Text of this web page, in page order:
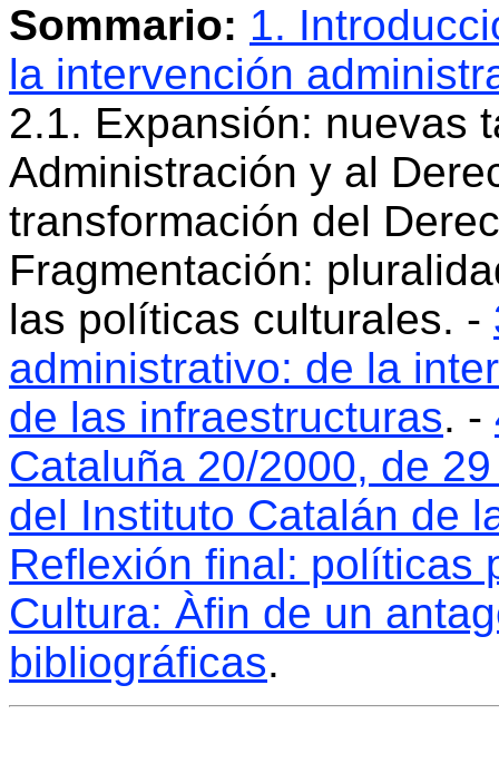
Sommario: 1.
la intervención
2.1. Expansión: nuevas
Administración y al
transformación del
Fragmentación:
las políticas culturales. -
administrativo: de la
de las infraestructuras. -
Cataluña 20/2000, de
del Instituto Catalán de
Reflexión final: políticas
Cultura: Àfin de un
bibliográficas.